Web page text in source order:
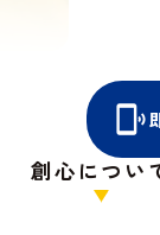
創心につい
丁
か